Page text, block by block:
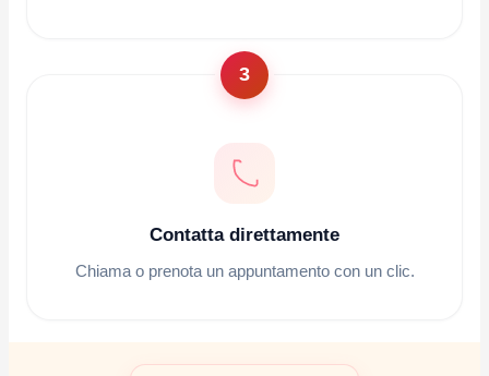
3
Contatta direttamente
Chiama o prenota un appuntamento con un clic.